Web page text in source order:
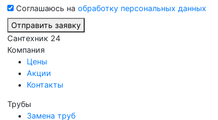
Соглашаюсь на обработку персональных данных
Отправить заявку
Сантехник 24
Компания
Цены
Акции
Контакты
Трубы
Замена труб